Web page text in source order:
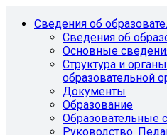
Сведения об
Сведения об
Основные
Структура и
образовательной
Документы
Образование
Образовательные
Руководство.